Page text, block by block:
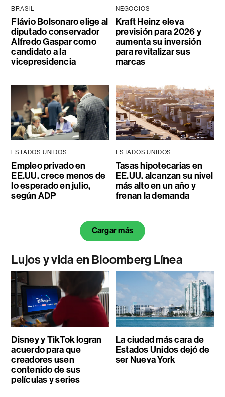
BRASIL
Flávio Bolsonaro elige al
diputado conservador
Alfredo Gaspar como
candidato a la
vicepresidencia
NEGOCIOS
Kraft Heinz eleva
previsión para 2026 y
aumenta su inversión
para revitalizar sus
marcas
ESTADOS UNIDOS
Empleo privado en
EE.UU. crece menos de
lo esperado en julio,
según ADP
ESTADOS UNIDOS
Tasas hipotecarias en
EE.UU. alcanzan su nivel
más alto en un año y
frenan la demanda
Cargar más
Lujos y vida en Bloomberg Línea
Disney y TikTok logran
acuerdo para que
creadores usen
contenido de sus
películas y series
La ciudad más cara de
Estados Unidos dejó de
ser Nueva York